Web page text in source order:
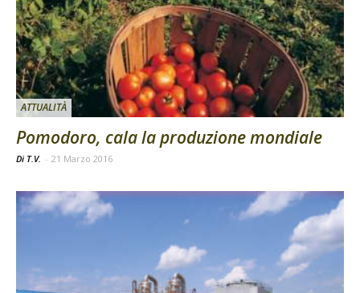
ATTUALITÀ
Pomodoro, cala la produzione mondiale
Di T.V. - 21 Marzo 2016